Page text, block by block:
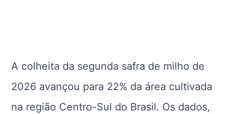
A colheita da segunda safra de milho de
2026 avançou para 22% da área cultivada
na região Centro-Sul do Brasil. Os dados,